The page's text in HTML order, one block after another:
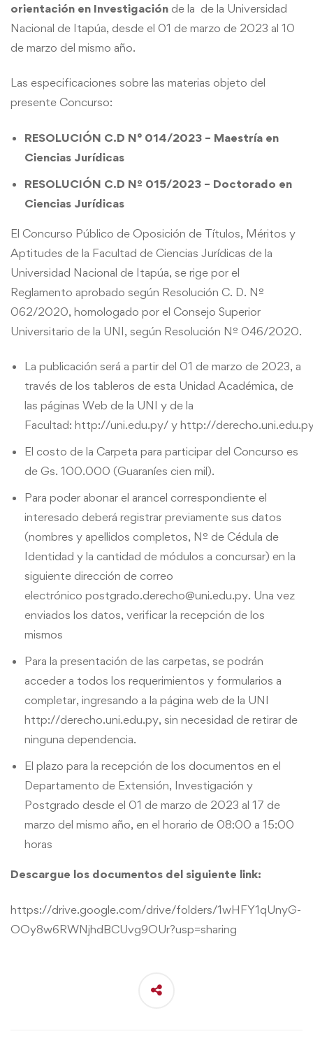
orientación en Investigación de la de la Universidad
Nacional de Itapúa, desde el 01 de marzo de 2023 al 10
de marzo del mismo año.
Las especificaciones sobre las materias objeto del
presente Concurso:
RESOLUCIÓN C.D N° 014/2023 – Maestría en
Ciencias Jurídicas
RESOLUCIÓN C.D Nº 015/2023 – Doctorado en
Ciencias Jurídicas
El Concurso Público de Oposición de Títulos, Méritos y
Aptitudes de la Facultad de Ciencias Jurídicas de la
Universidad Nacional de Itapúa, se rige por el
Reglamento aprobado según Resolución C. D. Nº
062/2020, homologado por el Consejo Superior
Universitario de la UNI, según Resolución Nº 046/2020.
La publicación será a partir del 01 de marzo de 2023, a
través de los tableros de esta Unidad Académica, de
las páginas Web de la UNI y de la
Facultad: http://uni.edu.py/ y http://
El costo de la Carpeta para participar del Concurso es
de Gs. 100.000 (Guaraníes cien mil).
Para poder abonar el arancel correspondiente el
interesado deberá registrar previamente sus datos
(nombres y apellidos completos, Nº de Cédula de
Identidad y la cantidad de módulos a concursar) en la
siguiente dirección de correo
electrónico postgrado.derecho@uni.edu.py. Una vez
enviados los datos, verificar la recepción de los
mismos
Para la presentación de las carpetas, se podrán
acceder a todos los requerimientos y formularios a
completar, ingresando a la página web de la UNI
http://derecho.uni.edu.py, sin necesidad de retirar de
ninguna dependencia.
El plazo para la recepción de los documentos en el
Departamento de Extensión, Investigación y
Postgrado desde el 01 de marzo de 2023 al 17 de
marzo del mismo año, en el horario de 08:00 a 15:00
horas
Descargue los documentos del siguiente link:
https://drive.google.com/drive/folders/1wHFY1qUnyG-
OOy8w6RWNjhdBCUvg9OUr?usp=sharing